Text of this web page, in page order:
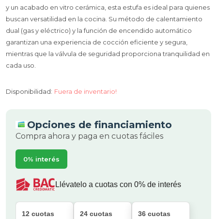
y un acabado en vitro cerámica, esta estufa es ideal para quienes
buscan versatilidad en la cocina. Su método de calentamiento
dual (gas y eléctrico) y la función de encendido automático
garantizan una experiencia de cocción eficiente y segura,
mientras que la válvula de seguridad proporciona tranquilidad en
cada uso.
Disponibilidad: Fuera de inventario!
Opciones de financiamiento
Compra ahora y paga en cuotas fáciles
0% interés
Llévatelo a cuotas con 0% de interés
12 cuotas 24 cuotas 36 cuotas